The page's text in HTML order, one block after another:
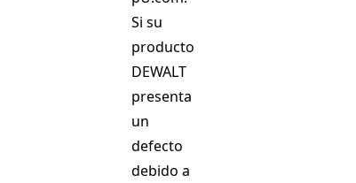
Si su
producto
DEWALT
presenta
un
defecto
debido a